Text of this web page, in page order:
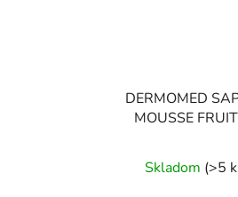
DERMOMED
MOUSSE
Skladom (>5